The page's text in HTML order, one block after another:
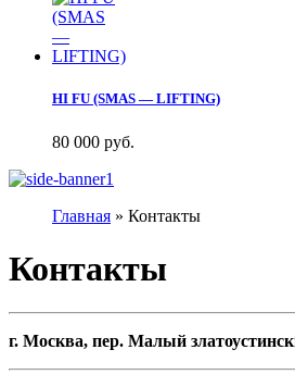
HI FU (SMAS — LIFTING)
80 000 руб.
Главная » Контакты
Контакты
г. Москва, пер. Малый